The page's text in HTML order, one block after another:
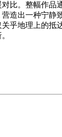
比。整幅作品
造出一种宁静
乎地理上的抵